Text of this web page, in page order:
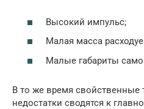
Высокий импульс;
Малая масса
Малые габариты
В то же время свойственные
недостатки сводятся к